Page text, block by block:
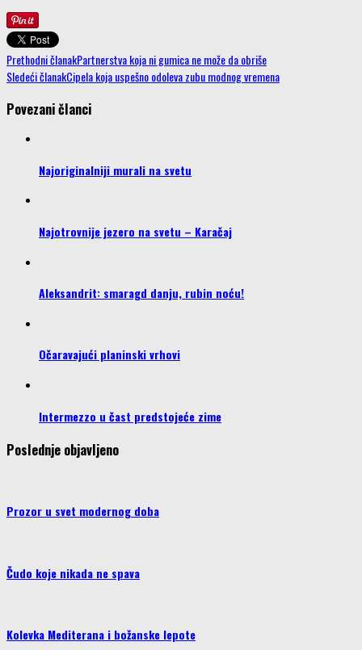
Prethodni članakPartnerstva koja ni gumica ne može da obriše
Sledeći članakCipela koja uspešno odoleva zubu modnog vremena
Povezani članci
Najoriginalniji murali na svetu
Najotrovnije jezero na svetu – Karačaj
Aleksandrit: smaragd danju, rubin noću!
Očaravajući planinski vrhovi
Intermezzo u čast predstojeće zime
Poslednje objavljeno
Prozor u svet modernog doba
Čudo koje nikada ne spava
Kolevka Mediterana i božanske lepote